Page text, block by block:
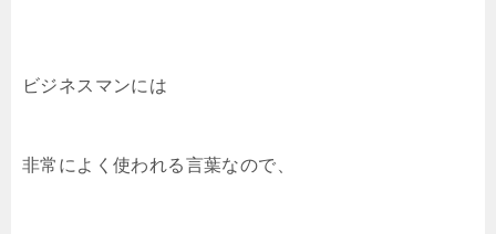
ビジネスマンには
非常によく使われる言葉なので、